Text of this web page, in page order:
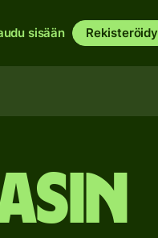
sisään Rekisteröidy